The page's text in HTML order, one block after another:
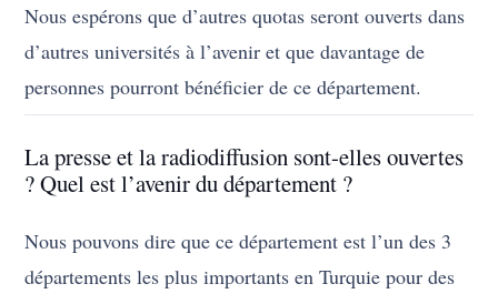
Nous espérons que d’autres quotas seront ouverts dans
d’autres universités à l’avenir et que davantage de
personnes pourront bénéficier de ce département.
La presse et la radiodiffusion sont-elles ouvertes
? Quel est l’avenir du département ?
Nous pouvons dire que ce département est l’un des 3
départements les plus importants en Turquie pour des